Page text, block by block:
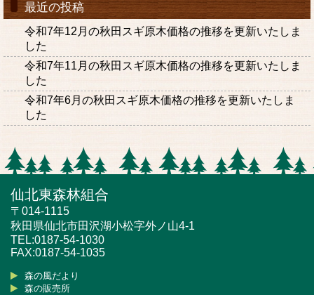
最近の投稿
令和7年12月の秋田スギ原木価格の推移を更新いたしま
した
令和7年11月の秋田スギ原木価格の推移を更新いたしま
した
令和7年6月の秋田スギ原木価格の推移を更新いたしま
した
仙北東森林組合
〒014-1115
秋田県仙北市田沢湖小松字外ノ山4-1
TEL:0187-54-1030
FAX:0187-54-1035
森の風だより
森の販売所